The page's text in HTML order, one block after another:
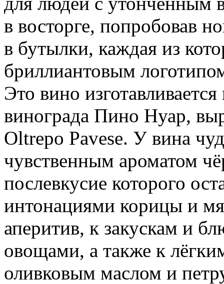
в восторге, попробовав
в бутылки, каждая из
бриллиантовым
Это вино
винограда Пино Нуар,
Oltrepo Pavese. У вина
чувственным ароматом
послевкусие которого
интонациями корицы и
аперитив, к закускам и
овощами, а также к
оливковым маслом и